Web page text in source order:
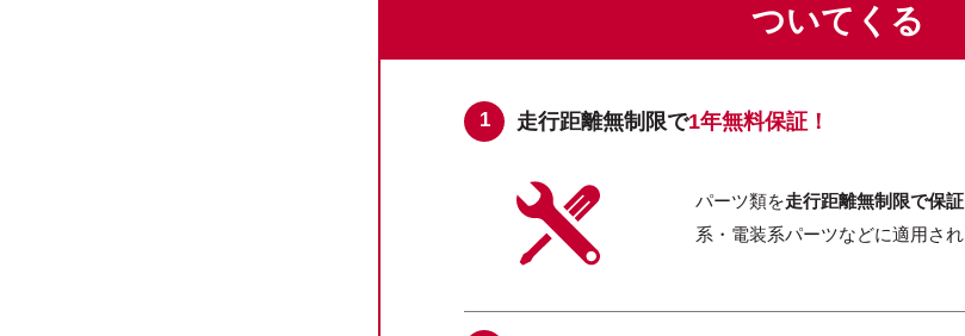
ついてくる
走行距離無制限で1年無料保証！
パーツ類を走行距離無制限で保証
系・電装系パーツなどに適用され